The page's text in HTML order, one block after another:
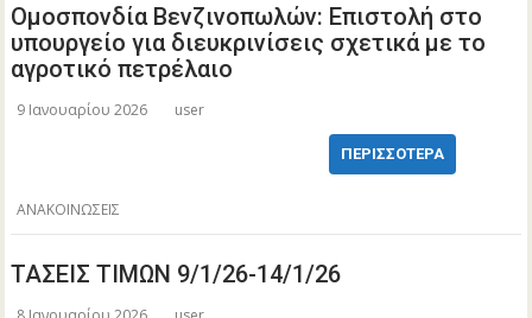
Ομοσπονδία Βενζινοπωλών: Επιστολή στο
υπουργείο για διευκρινίσεις σχετικά με το
αγροτικό πετρέλαιο
9 Ιανουαρίου 2026 user
ΠΕΡΙΣΣΌΤΕΡΑ
ΑΝΑΚΟΙΝΩΣΕΙΣ
ΤΑΣΕΙΣ ΤΙΜΩΝ 9/1/26-14/1/26